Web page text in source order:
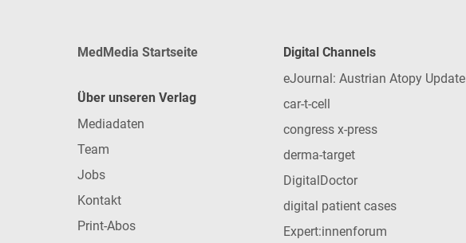
MedMedia Startseite
Über unseren Verlag
Mediadaten
Team
Jobs
Kontakt
Print-Abos
Digital Channels
eJournal: Austrian Atopy Update
car-t-cell
congress x-press
derma-target
DigitalDoctor
digital patient cases
Expert:innenforum